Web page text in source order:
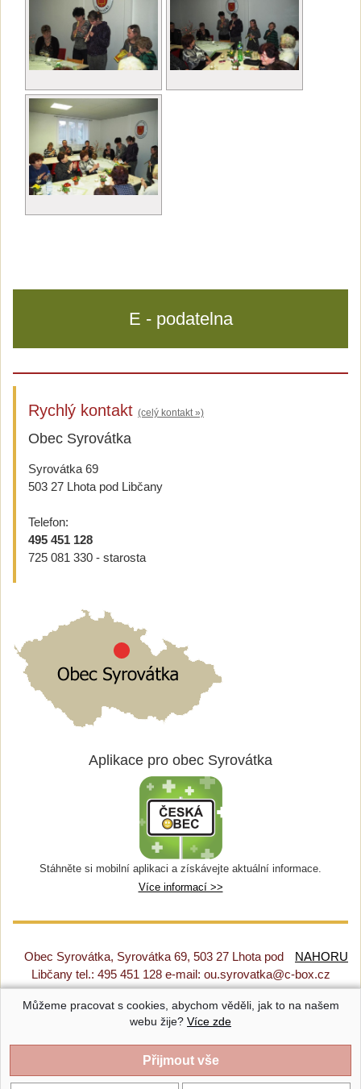
E - podatelna
Rychlý kontakt (celý kontakt »)
Obec Syrovátka
Syrovátka 69
503 27 Lhota pod Libčany
Telefon:
495 451 128
725 081 330 - starosta
Aplikace pro obec Syrovátka
Stáhněte si mobilní aplikaci a získávejte aktuální informace.
Více informací >>
NAHORU
Obec Syrovátka, Syrovátka 69, 503 27 Lhota pod
Libčany tel.: 495 451 128 e-mail: ou.syrovatka@c-box.cz
Prohlášení o přístupnosti|Původní web|Nastavení cookies
Syrovátka |Provozováno na systému CMS-OBCE | Vyrobil
Můžeme pracovat s cookies, abychom věděli, jak to na našem
webu žije? Více zde